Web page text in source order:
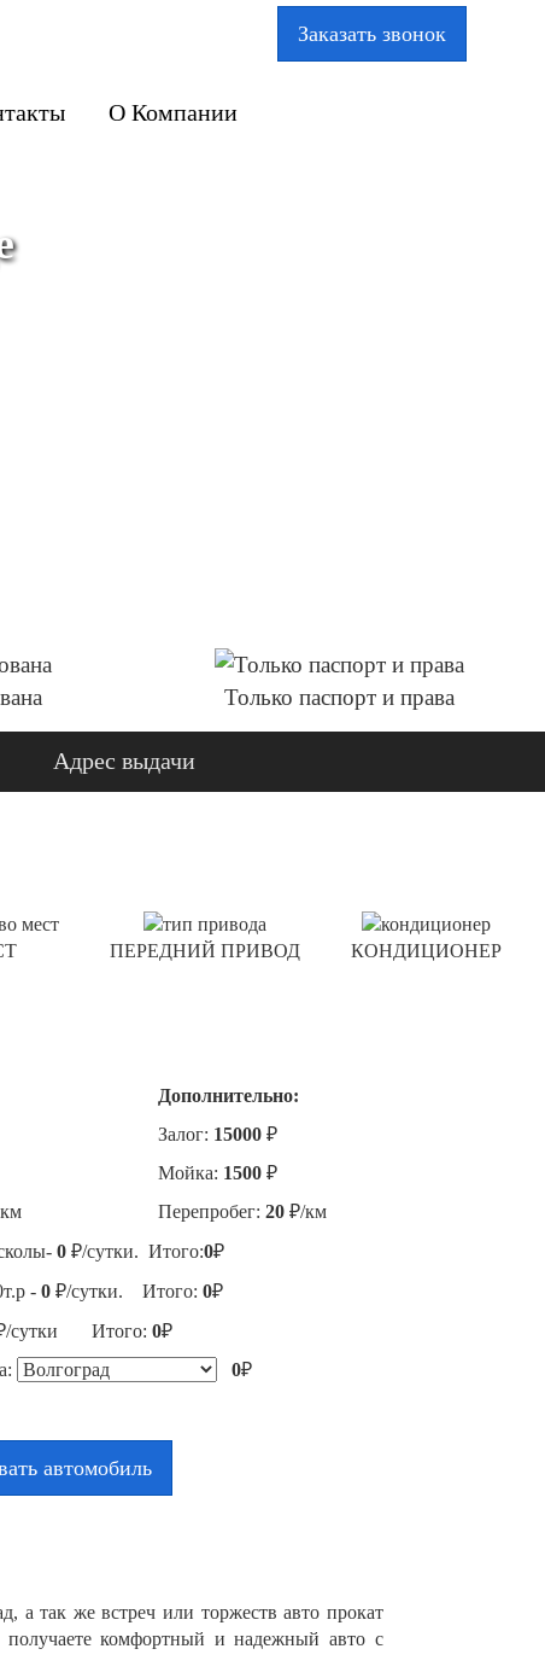
Заказать звонок
О Компании
Только паспорт и права
Адрес выдачи
ПЕРЕДНИЙ ПРИВОД КОНДИЦИОНЕР
Дополнительно:
Залог: 15000 ₽
Мойка: 1500 ₽
км Перепробег: 20 ₽/км
0 ₽/сутки. Итого:0₽
- 0 ₽/сутки. Итого: 0₽
сутки Итого: 0₽
0₽
автомобиль
а так же встреч или торжеств авто прокат
получаете комфортный и надежный авто с